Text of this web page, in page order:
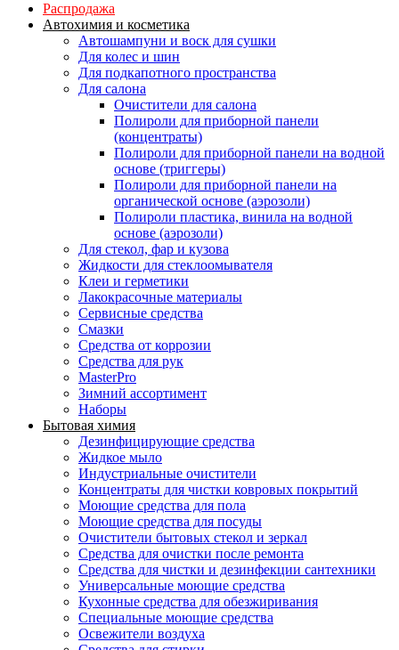
Распродажа
Автохимия и косметика
Автошампуни и воск для сушки
Для колес и шин
Для подкапотного пространства
Для салона
Очистители для салона
Полироли для приборной панели
(концентраты)
Полироли для приборной панели на водной
основе (триггеры)
Полироли для приборной панели на
органической основе (аэрозоли)
Полироли пластика, винила на водной
основе (аэрозоли)
Для стекол, фар и кузова
Жидкости для стеклоомывателя
Клеи и герметики
Лакокрасочные материалы
Сервисные средства
Смазки
Средства от коррозии
Средства для рук
MasterPro
Зимний ассортимент
Наборы
Бытовая химия
Дезинфицирующие средства
Жидкое мыло
Индустриальные очистители
Концентраты для чистки ковровых покрытий
Моющие средства для пола
Моющие средства для посуды
Очистители бытовых стекол и зеркал
Средства для очистки после ремонта
Средства для чистки и дезинфекции сантехники
Универсальные моющие средства
Кухонные средства для обезжиривания
Специальные моющие средства
Освежители воздуха